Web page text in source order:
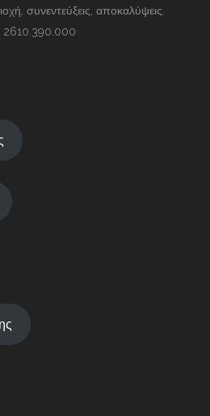
συνεντεύξεις, αποκαλύψεις.
2610.390.000